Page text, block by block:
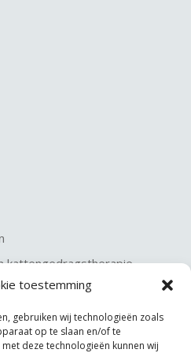
toestemming
gebruiken wij technologieën zoals
op te slaan en/of te
deze technologieën kunnen wij
kattengedragstherapie